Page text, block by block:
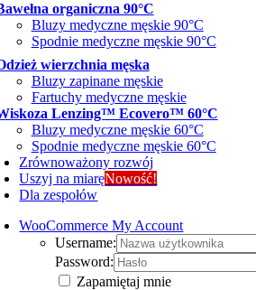
organiczna 90°C
Bluzy medyczne męskie 90°C
Spodnie medyczne męskie 90°C
wierzchnia męska
Bluzy zapinane męskie
Fartuchy medyczne męskie
Lenzing™ Ecovero™ 60°C
Bluzy medyczne męskie 60°C
Spodnie medyczne męskie 60°C
Zrównoważony rozwój
Uszyj na miaręNowość!
Dla zespołów
WooCommerce My Account
Username:
Password:
Zapamiętaj mnie